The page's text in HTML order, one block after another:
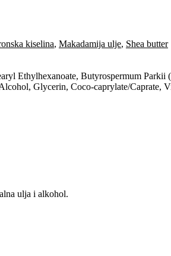
kiselina, Makadamija ulje, Shea butter
Ethylhexanoate, Butyrospermum
Glycerin, Coco-caprylate/
ulja i alkohol.